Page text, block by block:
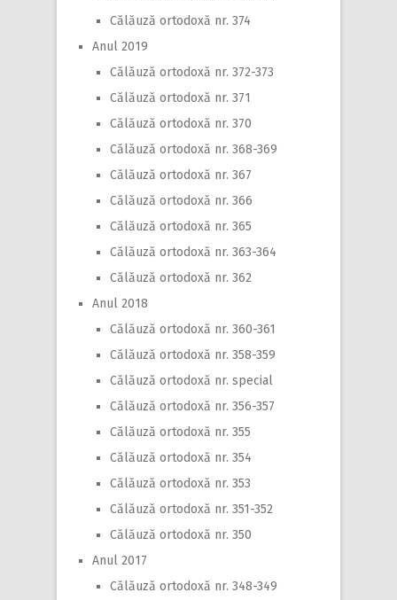
Călăuză ortodoxă nr. 374
Anul 2019
Călăuză ortodoxă nr. 372-373
Călăuză ortodoxă nr. 371
Călăuză ortodoxă nr. 370
Călăuză ortodoxă nr. 368-369
Călăuză ortodoxă nr. 367
Călăuză ortodoxă nr. 366
Călăuză ortodoxă nr. 365
Călăuză ortodoxă nr. 363-364
Călăuză ortodoxă nr. 362
Anul 2018
Călăuză ortodoxă nr. 360-361
Călăuză ortodoxă nr. 358-359
Călăuză ortodoxă nr. special
Călăuză ortodoxă nr. 356-357
Călăuză ortodoxă nr. 355
Călăuză ortodoxă nr. 354
Călăuză ortodoxă nr. 353
Călăuză ortodoxă nr. 351-352
Călăuză ortodoxă nr. 350
Anul 2017
Călăuză ortodoxă nr. 348-349